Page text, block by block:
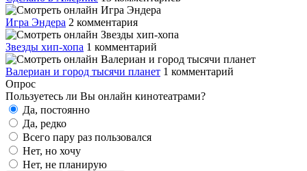
Игра Эндера 2 комментария
Звезды хип-хопа 1 комментарий
Валериан и город тысячи планет 1 комментарий
Опрос
Пользуетесь ли Вы онлайн кинотеатрами?
Да, постоянно
Да, редко
Всего пару раз пользовался
Нет, но хочу
Нет, не планирую